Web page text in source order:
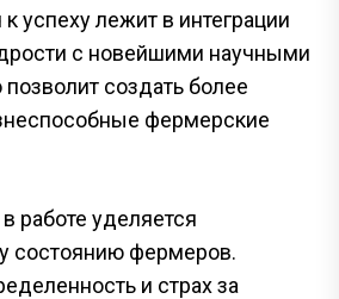
успеху лежит в интеграции
с новейшими научными
позволит создать более
фермерские
работе уделяется
состоянию фермеров.
и страх за